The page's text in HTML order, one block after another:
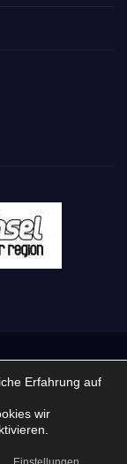
Ausbildung & Jobs
Erfahrung auf
wir